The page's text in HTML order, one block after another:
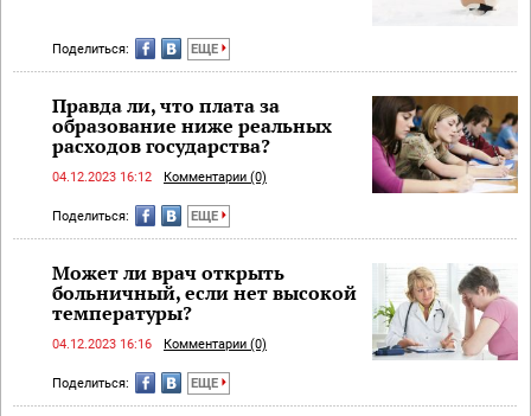
Поделиться: ЕЩЕ
Правда ли, что плата за
образование ниже реальных
расходов государства?
04.12.2023 16:12 Комментарии (0)
Поделиться: ЕЩЕ
Может ли врач открыть
больничный, если нет высокой
температуры?
04.12.2023 16:16 Комментарии (0)
Поделиться: ЕЩЕ